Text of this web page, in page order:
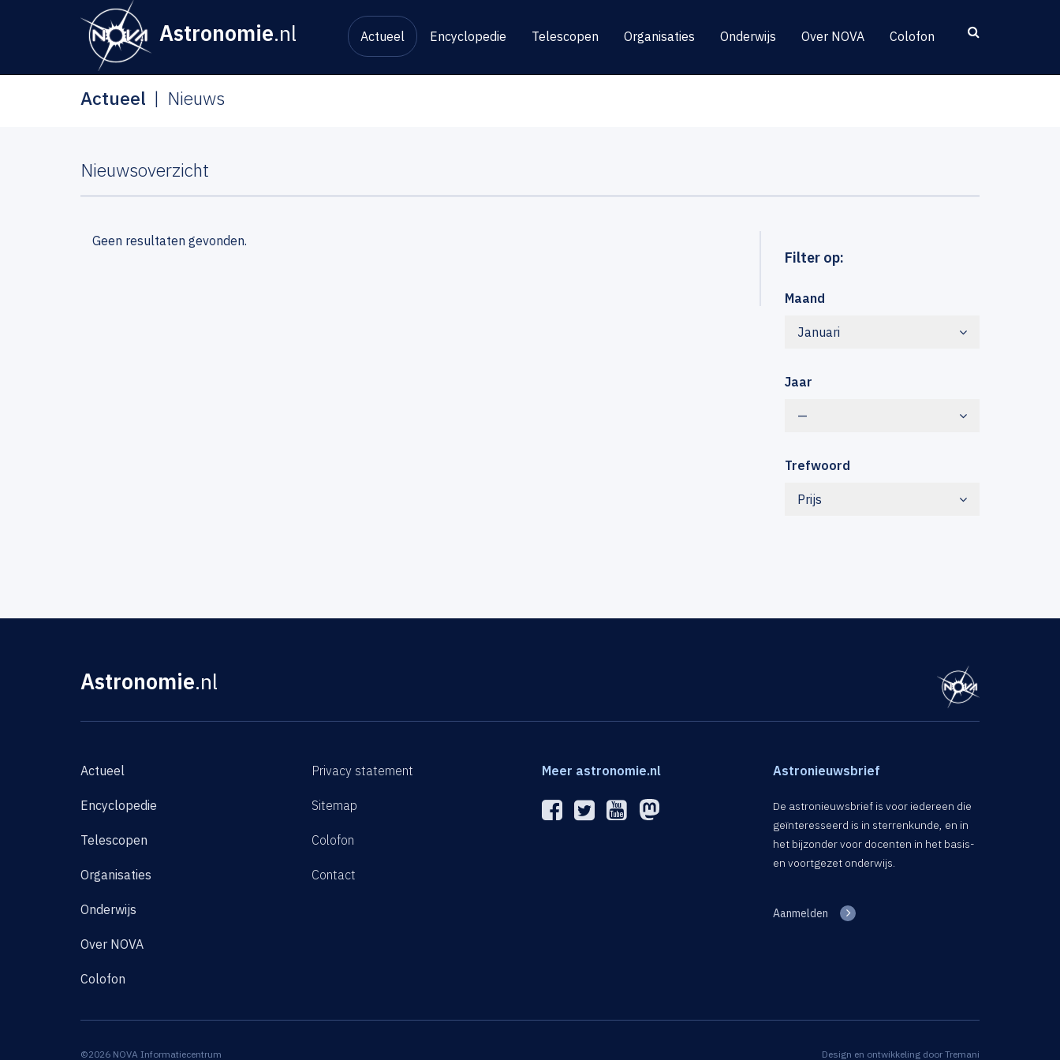
Astronomie.nl Actueel Encyclopedie Telescopen Organisaties Onderwijs Over NOVA Colofon
Actueel Nieuws
Nieuwsoverzicht
Filter op:
Maand
Januari
Jaar
—
Trefwoord
Prijs
Geen resultaten gevonden.
Astronomie.nl
Actueel
Encyclopedie
Telescopen
Organisaties
Onderwijs
Over NOVA
Colofon
Privacy statement
Sitemap
Colofon
Contact
Meer astronomie.nl Astronieuwsbrief
De astronieuwsbrief is voor iedereen die
geïnteresseerd is in sterrenkunde, en in
het bijzonder voor docenten in het basis-
en voortgezet onderwijs.
Aanmelden
©2026 NOVA Informatiecentrum Design en ontwikkeling door Tremani